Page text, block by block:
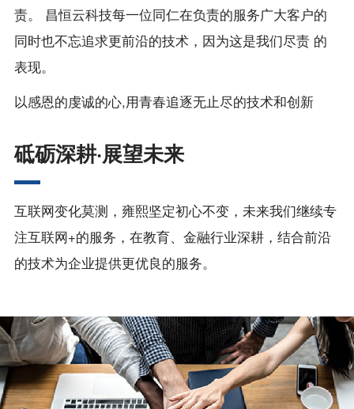
责。 昌恒云科技每一位同仁在负责的服务广大客户的
同时也不忘追求更前沿的技术，因为这是我们尽责 的
表现。
以感恩的虔诚的心,用青春追逐无止尽的技术和创新
砥砺深耕·展望未来
互联网变化莫测，雍熙坚定初心不变，未来我们继续专
注互联网+的服务，在教育、金融行业深耕，结合前沿
的技术为企业提供更优良的服务。